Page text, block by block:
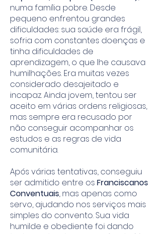
numa família pobre. Desde
pequeno enfrentou grandes
dificuldades: sua saúde era frágil,
sofria com constantes doenças e
tinha dificuldades de
aprendizagem, o que lhe causava
humilhações. Era muitas vezes
considerado desajeitado e
incapaz. Ainda jovem, tentou ser
aceito em várias ordens religiosas,
mas sempre era recusado por
não conseguir acompanhar os
estudos e as regras de vida
comunitária.
Após várias tentativas, conseguiu
ser admitido entre os Franciscanos
Conventuais, mas apenas como
servo, ajudando nos serviços mais
simples do convento. Sua vida
humilde e obediente foi dando